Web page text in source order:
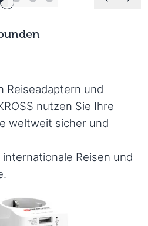
Reiseadaptern und
nutzen Sie Ihre
weltweit sicher und
Reisen und